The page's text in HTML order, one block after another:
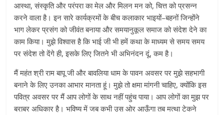
आस्था, संस्कृति और परंपरा का मेल और मिलन मन को, चित्त को प्रसन्न
करने वाला है। इन सारे कार्यक्रमों के बीच कलाकार भाइयों–बहनों जिन्होंने
भाग लेकर प्रसंग को जीवंत बनाया और समयानुकूल समाज को संदेश देने का
काम किया। मुझे विश्वास है कि भाई जी भी हमें कथा के माध्यम से समय समय
पर संदेश तो देंगे ही, इसके लिए जितने भी अभिनंदन दूं, कम है।
मैं महंत श्री राम बापू जी और बावलिया धाम के पावन अवसर पर मुझे सहभागी
बनाने के लिए उनका आभार मानता हूं। मुझे तो क्षमा मांगनी चाहिए, क्योंकि इस
पवित्र अवसर पर मैं आप लोगों के साथ नहीं पहुंच पाया। आप लोगों का मुझ पर
बराबर अधिकार है। भविष्य में जब कभी उस ओर आऊँगा तब मत्था टेकने